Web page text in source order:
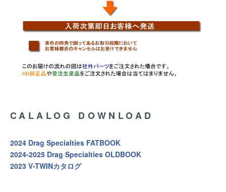
CALALOG DOWNLOAD
2024 Drag Specialties FATBOOK
2024-2025 Drag Specialties OLDBOOK
2023 V-TWINカタログ